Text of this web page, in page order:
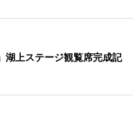
湖上ステージ観覧席完成記